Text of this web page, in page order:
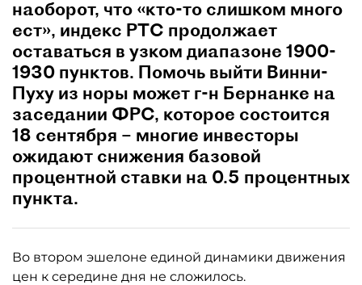
наоборот, что «кто-то слишком много
ест», индекс РТС продолжает
оставаться в узком диапазоне 1900-
1930 пунктов. Помочь выйти Винни-
Пуху из норы может г-н Бернанке на
заседании ФРС, которое состоится
18 сентября – многие инвесторы
ожидают снижения базовой
процентной ставки на 0.5 процентных
пункта.
Во втором эшелоне единой динамики движения
цен к середине дня не сложилось.